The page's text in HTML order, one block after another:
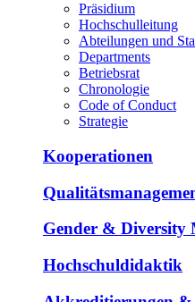
Präsidium
Hochschulleitung
Abteilungen und
Departments
Betriebsrat
Chronologie
Code of Conduct
Strategie
Kooperationen
Gender & Diversity
Hochschuldidaktik